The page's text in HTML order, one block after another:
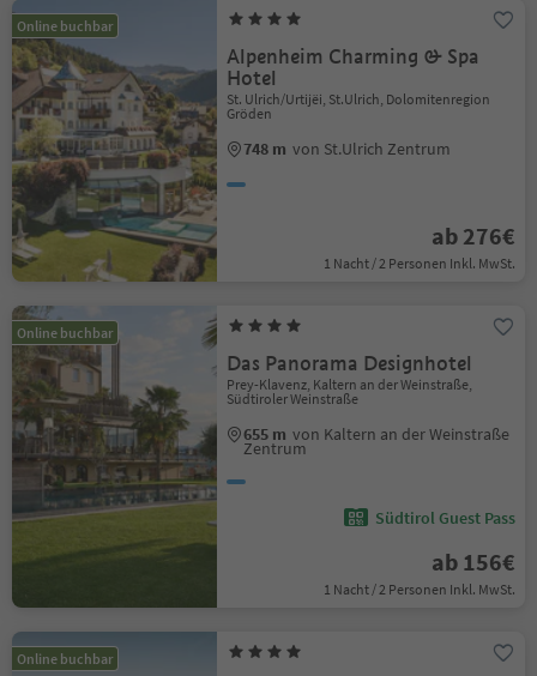
Online buchbar
Alpenheim Charming & Spa
Hotel
St. Ulrich/Urtijëi, St.Ulrich, Dolomitenregion
Gröden
748 m von St.Ulrich Zentrum
ab 276€
1 Nacht / 2 Personen Inkl. MwSt.
Online buchbar
Das Panorama Designhotel
Prey-Klavenz, Kaltern an der Weinstraße,
Südtiroler Weinstraße
655 m von Kaltern an der Weinstraße
Zentrum
Südtirol Guest Pass
ab 156€
1 Nacht / 2 Personen Inkl. MwSt.
Online buchbar